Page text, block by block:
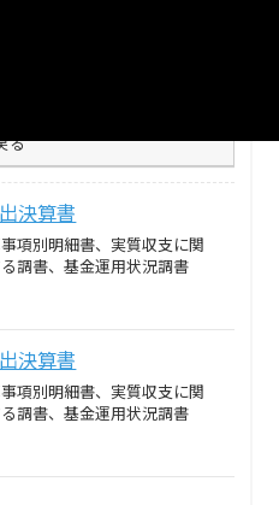
る
決算書
項別明細書、実質収支に関
調書、基金運用状況調書
決算書
項別明細書、実質収支に関
調書、基金運用状況調書